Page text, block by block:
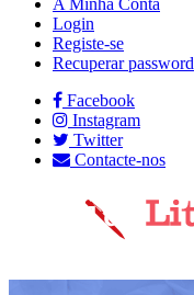
A Minha Conta
Login
Registe-se
Recuperar password
Facebook
Instagram
Twitter
Contacte-nos